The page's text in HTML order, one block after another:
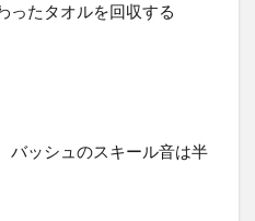
ったタオルを回収する
バッシュのスキール音は半